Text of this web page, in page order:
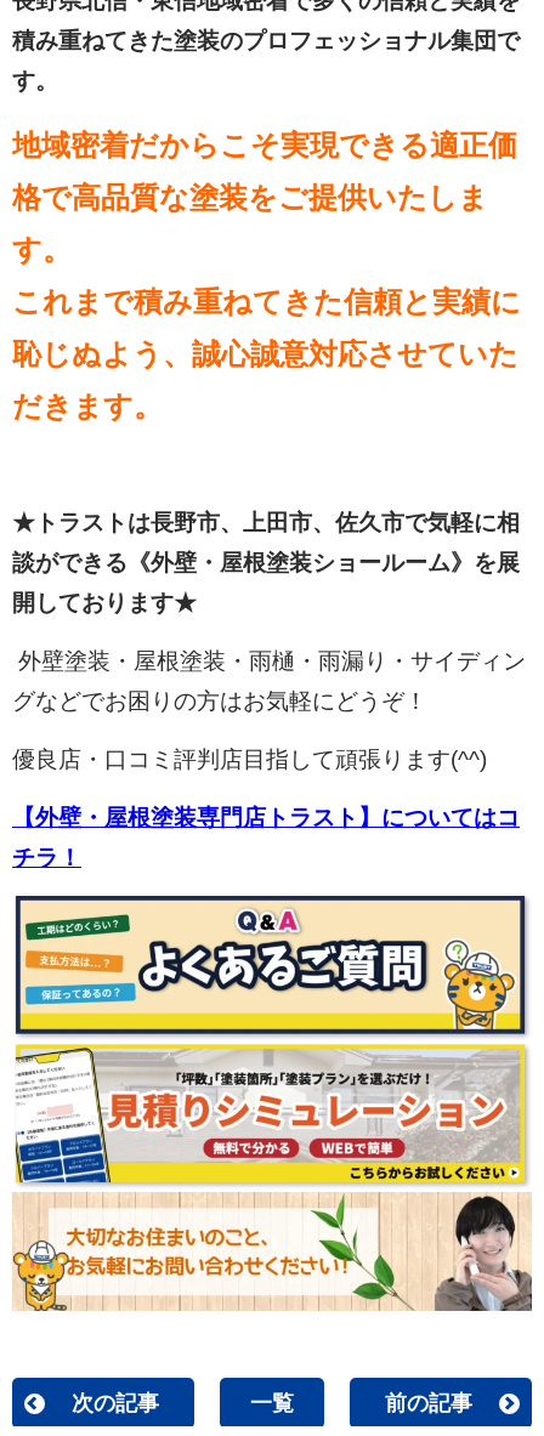
積み重ねてきた塗装のプロフェッショナル集団で
す。
地域密着だからこそ実現できる適正価
格で高品質な塗装をご提供いたしま
す。
これまで積み重ねてきた信頼と実績に
恥じぬよう、誠心誠意対応させていた
だきます。
★トラストは長野市、上田市、佐久市で気軽に相
談ができる《外壁・屋根塗装ショールーム》を展
開しております★
外壁塗装・屋根塗装・雨樋・雨漏り・サイディン
グなどでお困りの方はお気軽にどうぞ！
優良店・口コミ評判店目指して頑張ります(^^)
【外壁・屋根塗装専門店トラスト】についてはコ
チラ！
次の記事 一覧 前の記事